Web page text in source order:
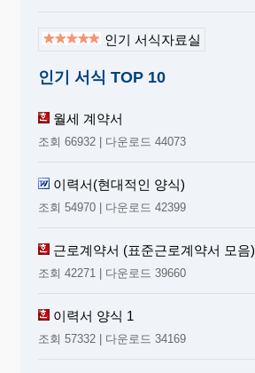
인기 서식자료실
인기 서식 TOP 10
월세 계약서
조회 66932 | 다운로드 44073
이력서(현대적인 양식)
조회 54970 | 다운로드 42399
근로계약서 (표준근로계약서 모음)
조회 42271 | 다운로드 39660
이력서 양식 1
조회 57332 | 다운로드 34169